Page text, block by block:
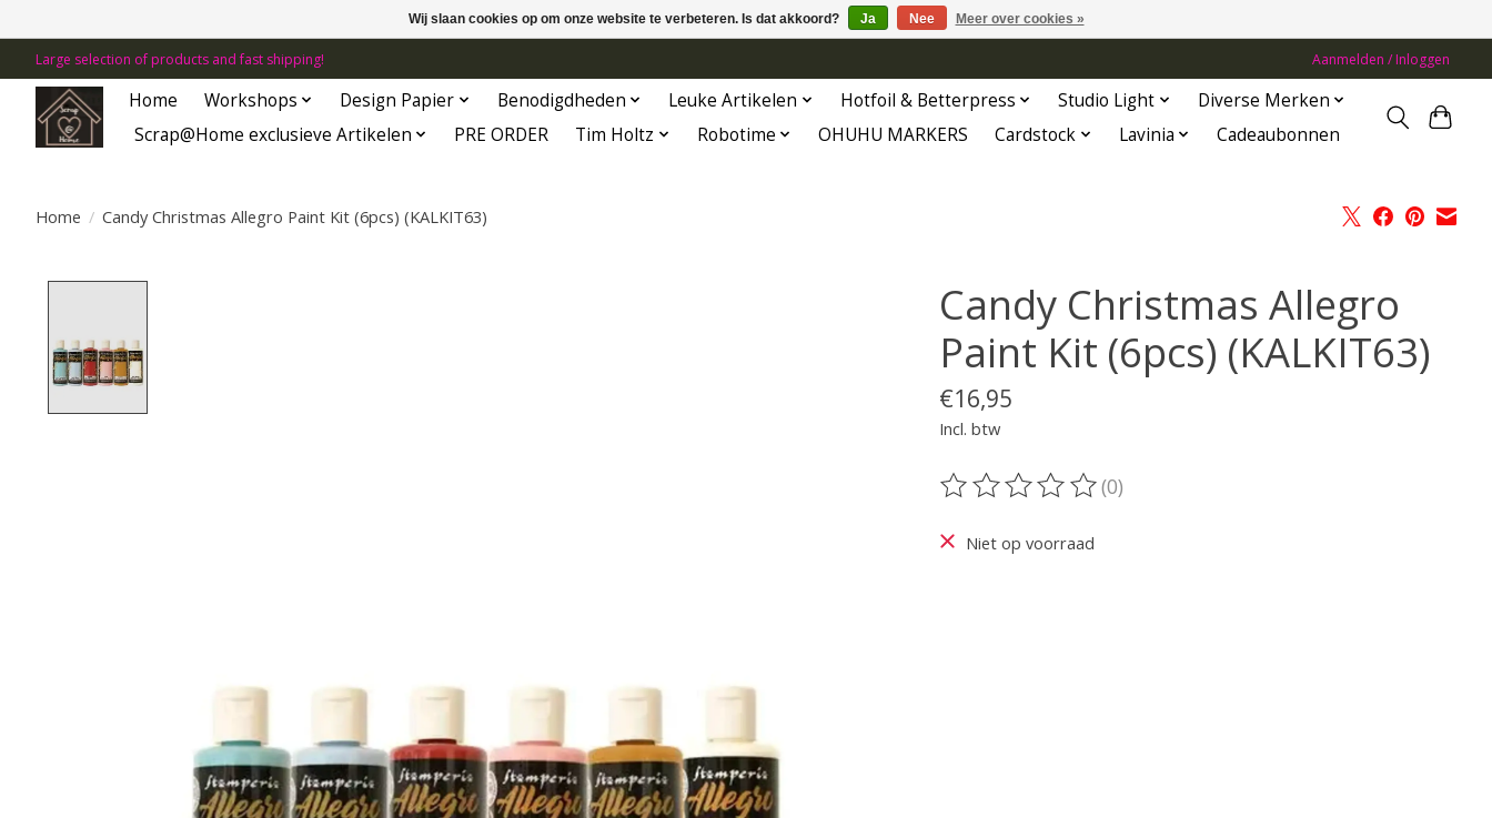
Large selection of products and fast shipping! Aanmelden / Inloggen
Home Workshops Design Papier Benodigdheden Leuke Artikelen Hotfoil & Betterpress Studio Light
Diverse Merken
Scrap@Home exclusieve Artikelen
PRE ORDER Tim Holtz Robotime OHUHU MARKERS Cardstock Lavinia Cadeaubonnen
Home / Candy Christmas Allegro Paint Kit (6pcs) (KALKIT63)
Candy Christmas Allegro
Paint Kit (6pcs) (KALKIT63)
€16,95
Incl. btw
De beoordeling van dit product is
(0)
Niet op voorraad
Wij slaan cookies op om onze website te verbeteren. Is dat akkoord? Ja Nee Meer over cookies »